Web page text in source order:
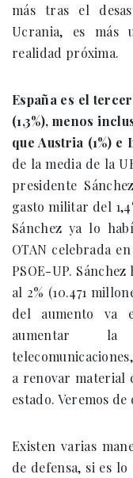
más tras el
Ucrania, es más
realidad próxima.
España es el
(1,3%), menos
que Austria (1%) e
de la media de la
presidente
gasto militar del
Sánchez ya lo
OTAN celebrada
PSOE-UP.
al 2% (10.471
del aumento va
aumentar la
a renovar material
estado. Veremos
Existen varias
de defensa, si es lo